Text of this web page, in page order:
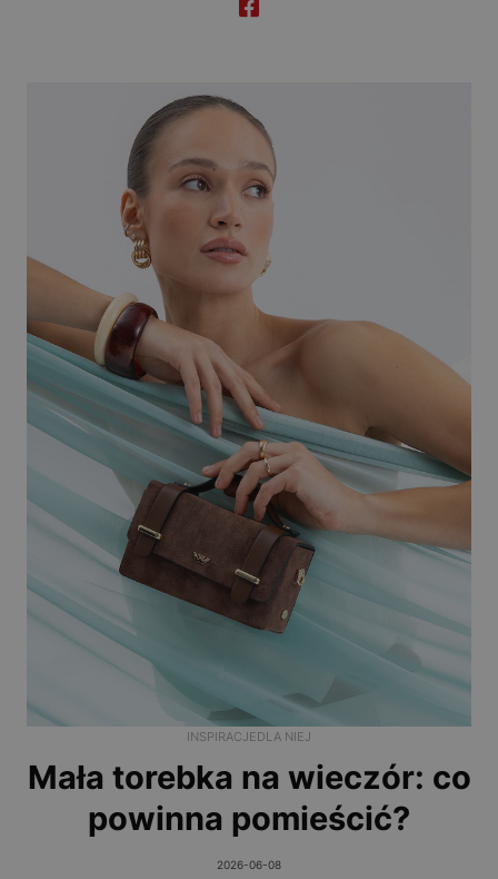
INSPIRACJEDLA NIEJ
Mała torebka na wieczór: co
powinna pomieścić?
2026-06-08